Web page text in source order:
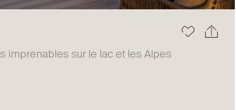
imprenables sur le lac et les Alpes